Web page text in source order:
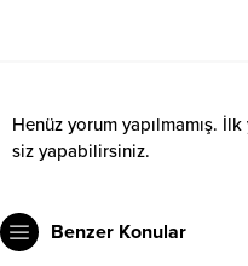
Henüz yorum yapılmamış.
siz yapabilirsiniz.
Benzer Konular